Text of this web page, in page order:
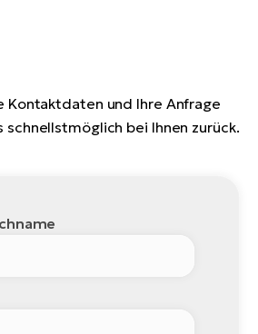
Kontaktdaten und Ihre Anfrage
schnellstmöglich bei Ihnen zurück.